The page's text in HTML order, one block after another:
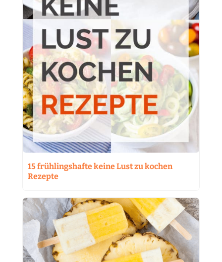
15 frühlingshafte keine Lust zu kochen
Rezepte